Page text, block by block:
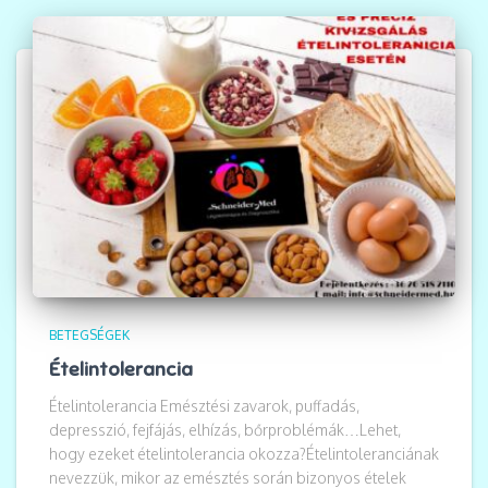
BETEGSÉGEK
Ételintolerancia
Ételintolerancia Emésztési zavarok, puffadás,
depresszió, fejfájás, elhízás, bőrproblémák…Lehet,
hogy ezeket ételintolerancia okozza?Ételintoleranciának
nevezzük, mikor az emésztés során bizonyos ételek